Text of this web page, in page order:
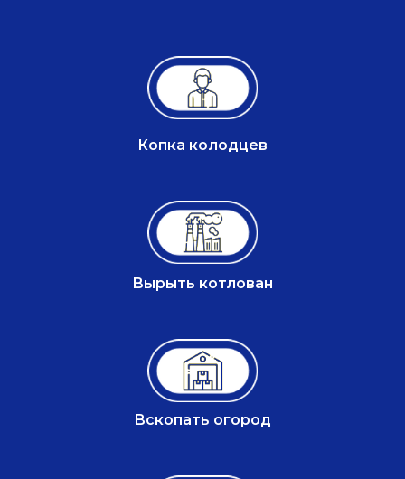
Вскопать огород
Вырыть котлован
Копка колодцев